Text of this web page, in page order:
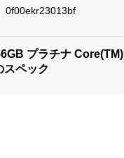
0f00ekr23013bf
プラチナ Core(TM)
スペック